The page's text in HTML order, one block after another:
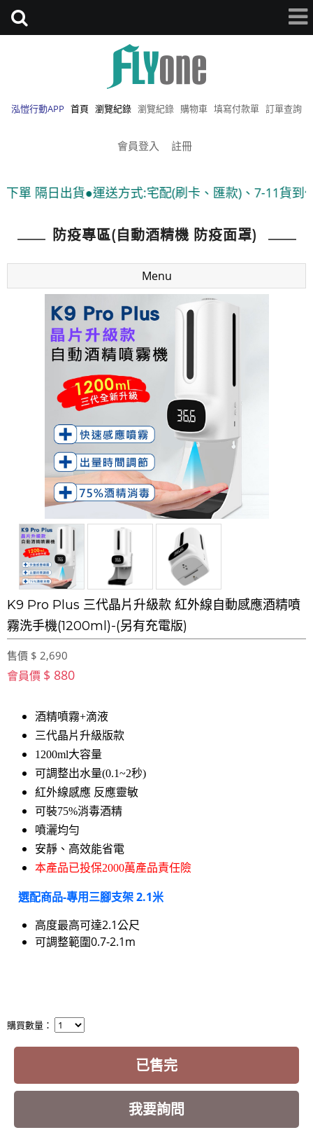
泓愷行動APP 首頁 瀏覽紀錄 瀏覽紀錄 購物車 填寫付款單 訂單查詢
會員登入 註冊
運送方式:宅配(刷卡、匯款)、7-11貨到付款 ●隨貨附
防疫專區(自動酒精機 防疫面罩)
Menu
K9 Pro Plus 三代晶片升級款 紅外線自動感應酒精噴
霧洗手機(1200ml)-(另有充電版)
售價 $ 2,690
會員價 $ 880
酒精噴霧+滴液
三代晶片升級版款
1200ml大容量
可調整出水量(0.1~2秒)
紅外線感應 反應靈敏
可裝75%消毒酒精
噴灑均勻
安靜、高效能省電
本產品已投保2000萬產品責任險
選配商品-專用三腳支架 2.1米
高度最高可達2.1公尺
可調整範圍0.7-2.1m
購買數量：
已售完
我要詢問